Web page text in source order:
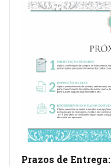
Prazos de Entrega: